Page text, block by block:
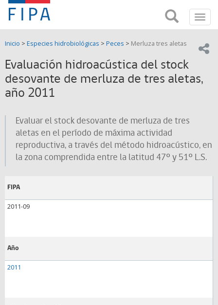
Fondo
de
Investigación
Pesquera
y
(FIPA)-
SUBPESCA
FIPA;
Fondo
Investigación
y
de
Acuicultira
Inicio > Especies hidrobiológicas > Peces > Merluza tres aletas
Evaluación hidroacústica del stock
desovante de merluza de tres aletas,
año 2011
Evaluar el stock desovante de merluza de tres
aletas en el período de máxima actividad
reproductiva, a través del método hidroacústico, en
la zona comprendida entre la latitud 47º y 51º L.S.
FIPA
2011-09
Año
2011